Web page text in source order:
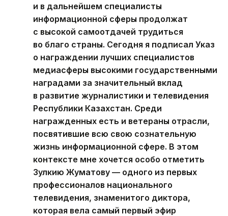
и в дальнейшем специалисты
информационной сферы продолжат
с высокой самоотдачей трудиться
во благо страны. Сегодня я подписал Указ
о награждении лучших специалистов
медиасферы высокими государственными
наградами за значительный вклад
в развитие журналистики и телевидения
Республики Казахстан. Среди
награжденных есть и ветераны отрасли,
посвятившие всю свою сознательную
жизнь информационной сфере. В этом
контексте мне хочется особо отметить
Зулкию Жуматову — одного из первых
профессионалов национального
телевидения, знаменитого диктора,
которая вела самый первый эфир